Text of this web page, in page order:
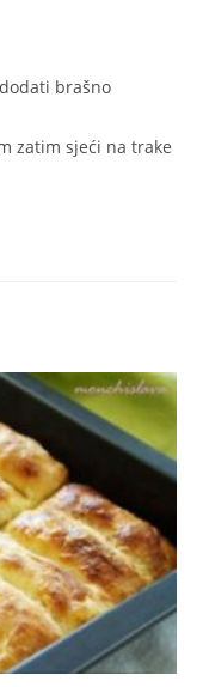
brašno
zatim sjeći na trake